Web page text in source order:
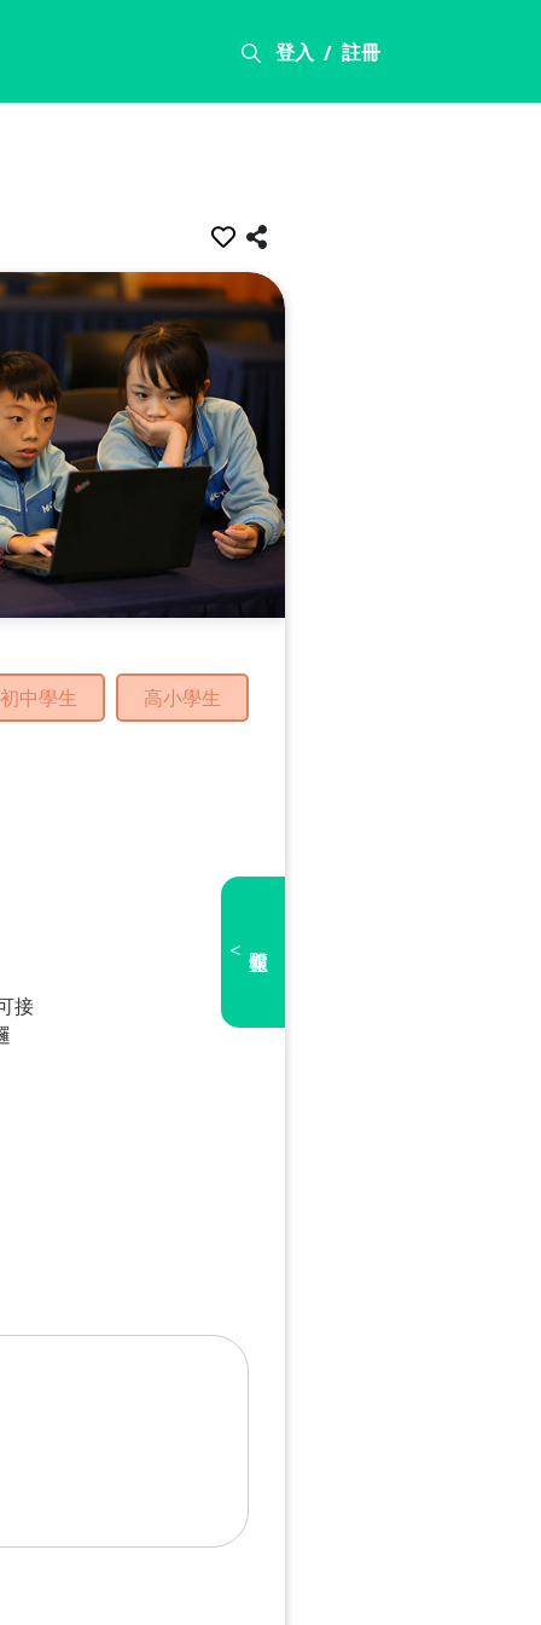
登入 / 註冊
初中學生 高小學生
接
<